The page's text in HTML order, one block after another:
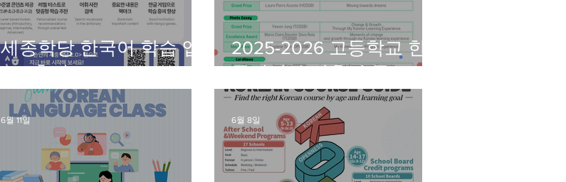
세종학당 한국어 학습 앱
2.0 출시
2025-2026 고등학교 한
국어반 수강후기 공모전
결과발표
6월 11일 6월 8일